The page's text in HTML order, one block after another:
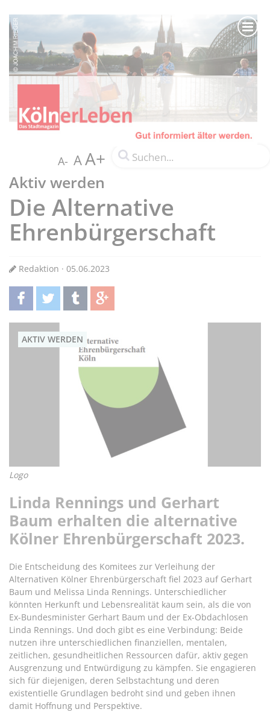
A- AA+
Aktiv werden
Die Alternative
Ehrenbürgerschaft
Redaktion · 05.06.2023
teilentwittern teilen
AKTIV WERDEN
Logo
Linda Rennings und Gerhart
Baum erhalten die alternative
Kölner Ehrenbürgerschaft 2023.
Die Entscheidung des Komitees zur Verleihung der
Alternativen Kölner Ehrenbürgerschaft fiel 2023 auf Gerhart
Baum und Melissa Linda Rennings. Unterschiedlicher
könnten Herkunft und Lebensrealität kaum sein, als die von
Ex-Bundesminister Gerhart Baum und der Ex-Obdachlosen
Linda Rennings. Und doch gibt es eine Verbindung: Beide
nutzen ihre unterschiedlichen finanziellen, mentalen,
zeitlichen, gesundheitlichen Ressourcen dafür, aktiv gegen
Ausgrenzung und Entwürdigung zu kämpfen. Sie engagieren
sich für diejenigen, deren Selbstachtung und deren
existentielle Grundlagen bedroht sind und geben ihnen
damit Hoffnung und Perspektive.